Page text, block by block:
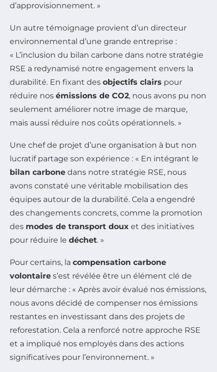
d’approvisionnement. »
Un autre témoignage provient d’un directeur
environnemental d’une grande entreprise :
« L’inclusion du bilan carbone dans notre stratégie
RSE a redynamisé notre engagement envers la
durabilité. En fixant des objectifs clairs pour
réduire nos émissions de CO2, nous avons pu non
seulement améliorer notre image de marque,
mais aussi réduire nos coûts opérationnels. »
Une chef de projet d’une organisation à but non
lucratif partage son expérience : « En intégrant le
bilan carbone dans notre stratégie RSE, nous
avons constaté une véritable mobilisation des
équipes autour de la durabilité. Cela a engendré
des changements concrets, comme la promotion
des modes de transport doux et des initiatives
pour réduire le déchet. »
Pour certains, la compensation carbone
volontaire s’est révélée être un élément clé de
leur démarche : « Après avoir évalué nos émissions,
nous avons décidé de compenser nos émissions
restantes en investissant dans des projets de
reforestation. Cela a renforcé notre approche RSE
et a impliqué nos employés dans des actions
significatives pour l’environnement. »